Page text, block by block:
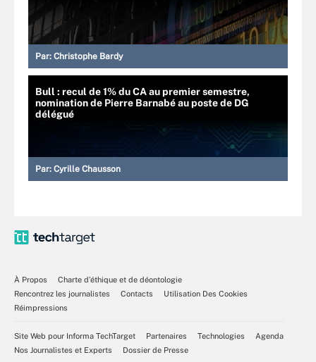
Par: Christophe Bardy
Bull : recul de 1% du CA au premier semestre,
nomination de Pierre Barnabé au poste de DG
délégué
Par: Cyrille Chausson
À Propos
Charte d’éthique et de déontologie
Rencontrez les journalistes
Contacts
Utilisation Des Cookies
Réimpressions
Site Web pour Informa TechTarget Partenaires Technologies
Agenda
Nos Journalistes et Experts
Dossier de Presse